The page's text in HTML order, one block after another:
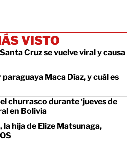
VISTO
Cruz se vuelve viral y causa
Maca Díaz, y cuál es
churrasco durante ‘jueves de
en Bolivia
la hija de Elize Matsunaga,